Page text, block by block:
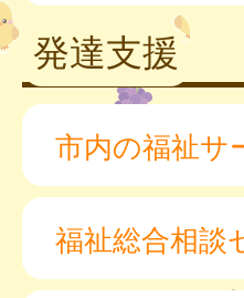
発達支援
市内の福祉サ
福祉総合相談